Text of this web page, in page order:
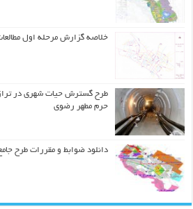
خلاصه گزارش مرحله اول
طرح گسترش حیات شهري در
حرم مطهر رضوي
دانلود ضوابط و مقررات طرح